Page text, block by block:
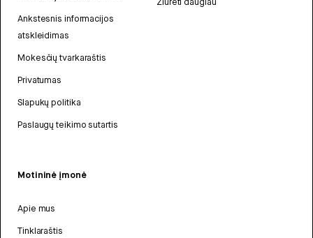
Ankstesnis informacijos
atskleidimas
Mokesčių tvarkaraštis
Privatumas
Slapukų politika
Paslaugų teikimo sutartis
Motininė įmonė
Apie mus
Tinklaraštis